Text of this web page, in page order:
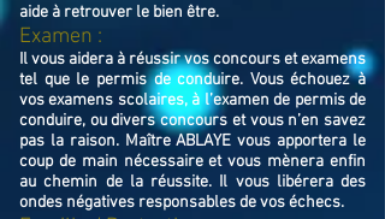
aide à retrouver le bien être.
Examen :
Il vous aidera à réussir vos concours et examens
tel que le permis de conduire. Vous échouez à
vos examens scolaires, à l’examen de permis de
conduire, ou divers concours et vous n’en savez
pas la raison. Maître ABLAYE vous apportera le
coup de main nécessaire et vous mènera enfin
au chemin de la réussite. Il vous libérera des
ondes négatives responsables de vos échecs.